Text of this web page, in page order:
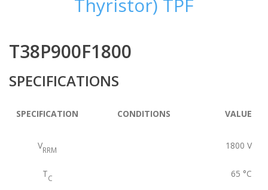
Thyristor) TPF
T38P900F1800
SPECIFICATIONS
SPECIFICATION CONDITIONS VALUE
VRRM 1800 V
TC 65 °C